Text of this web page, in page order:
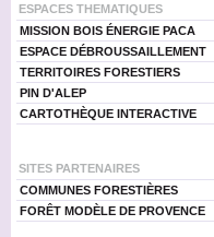
ESPACES THEMATIQUES
MISSION BOIS ÉNERGIE PACA
ESPACE DÉBROUSSAILLEMENT
TERRITOIRES FORESTIERS
PIN D'ALEP
CARTOTHÈQUE INTERACTIVE
SITES PARTENAIRES
COMMUNES FORESTIÈRES
FORÊT MODÈLE DE PROVENCE